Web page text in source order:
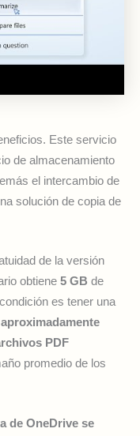
Este servicio
de almacenamiento
el intercambio de
solución de copia de
de la versión
obtiene 5 GB de
es tener una
PDF
promedio de los
de OneDrive se